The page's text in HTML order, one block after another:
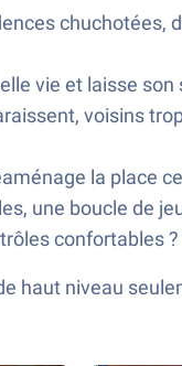
vie et laisse
voisins
la place
une boucle de
haut niveau